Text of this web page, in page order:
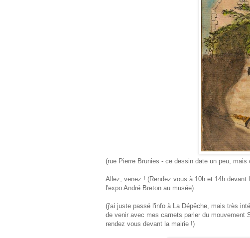
(rue Pierre Brunies - ce dessin date un peu,
Allez, venez ! (Rendez vous à 10h et 14h
l'expo André Breton au musée)
(j'ai juste passé l'info à La Dépêche, mais très
de venir avec mes carnets parler du
rendez vous devant la mairie !)